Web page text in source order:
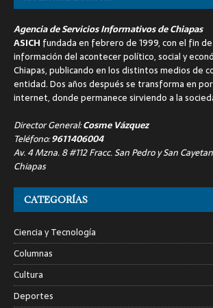
Agencia de Servicios Informativos de Chiapas
ASICH fundada en febrero de 1999, con el fin
información del acontecer político, social y
Chiapas, publicando en los distintos medios de
entidad. Dos años después se transforma en
internet, donde permanece sirviendo a la
Director General:Cosme Vázquez
Teléfono:9611406004
Av. 4 Mzna. 8 #112 Fracc. San Pedro y San
Chiapas
CATEGORÍAS
Ciencia y Tecnología
Columnas
Cultura
Deportes